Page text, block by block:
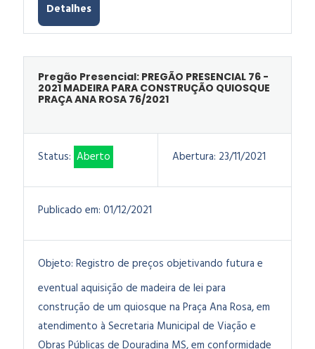
Detalhes
Pregão Presencial: PREGÃO PRESENCIAL 76 -
2021 MADEIRA PARA CONSTRUÇÃO QUIOSQUE
PRAÇA ANA ROSA 76/2021
Status: Aberto Abertura: 23/11/2021
Publicado em: 01/12/2021
Objeto: Registro de preços objetivando futura e
eventual aquisição de madeira de lei para
construção de um quiosque na Praça Ana Rosa, em
atendimento à Secretaria Municipal de Viação e
Obras Públicas de Douradina MS, em conformidade